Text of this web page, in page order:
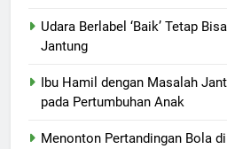
Udara Berlabel ‘Baik’ Tetap
Jantung
Ibu Hamil dengan Masalah
pada Pertumbuhan Anak
Menonton Pertandingan Bola